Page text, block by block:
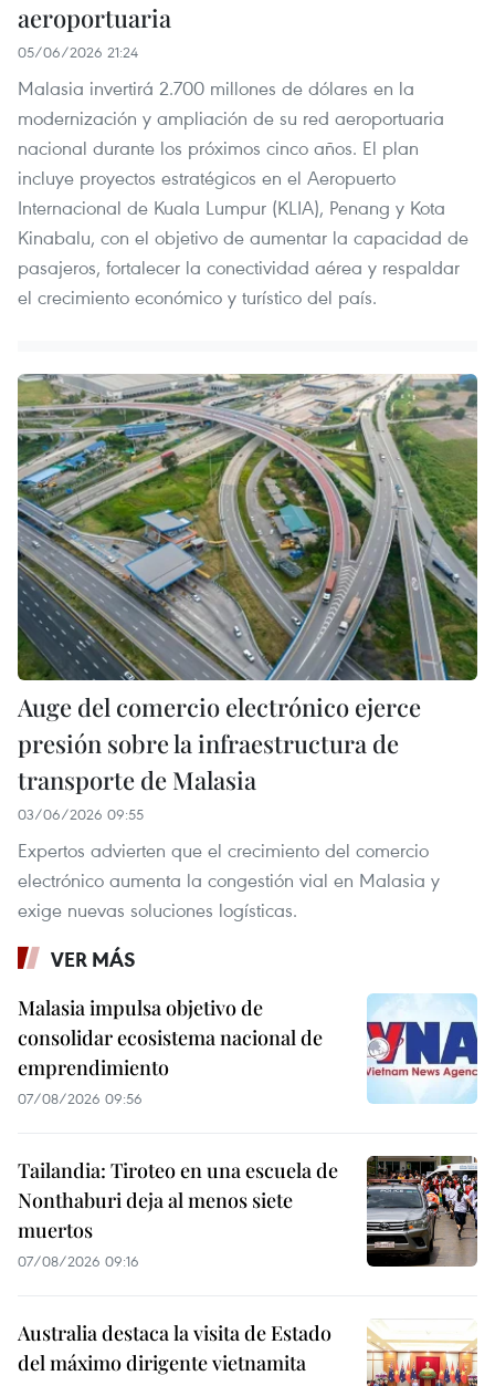
aeroportuaria
05/06/2026 21:24
Malasia invertirá 2.700 millones de dólares en la
modernización y ampliación de su red aeroportuaria
nacional durante los próximos cinco años. El plan
incluye proyectos estratégicos en el Aeropuerto
Internacional de Kuala Lumpur (KLIA), Penang y Kota
Kinabalu, con el objetivo de aumentar la capacidad de
pasajeros, fortalecer la conectividad aérea y respaldar
el crecimiento económico y turístico del país.
Auge del comercio electrónico ejerce
presión sobre la infraestructura de
transporte de Malasia
03/06/2026 09:55
Expertos advierten que el crecimiento del comercio
electrónico aumenta la congestión vial en Malasia y
exige nuevas soluciones logísticas.
VER MÁS
Malasia impulsa objetivo de
consolidar ecosistema nacional de
emprendimiento
07/08/2026 09:56
Tailandia: Tiroteo en una escuela de
Nonthaburi deja al menos siete
muertos
07/08/2026 09:16
Australia destaca la visita de Estado
del máximo dirigente vietnamita